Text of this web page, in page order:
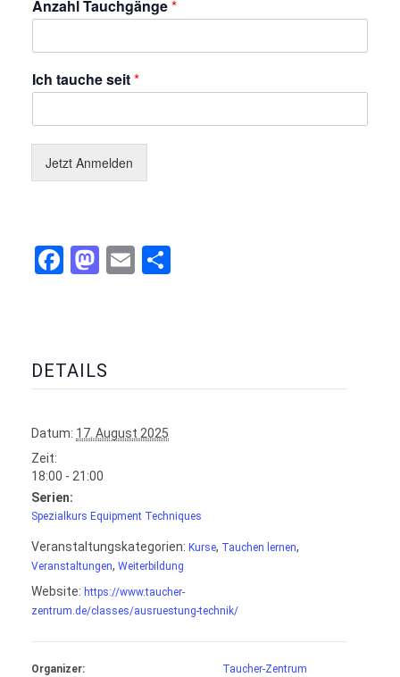
Anzahl Tauchgänge*
Ich tauche seit*
Jetzt Anmelden
Facebook
Mastodon
Email
DETAILS
Datum: 17. August 2025
Zeit:
18:00 - 21:00
Serien:
Spezialkurs Equipment Techniques
Veranstaltungskategorien: Kurse, Tauchen lernen,
Veranstaltungen, Weiterbildung
Website: https://www.taucher-
zentrum.de/classes/ausruestung-technik/
Organizer: Taucher-Zentrum